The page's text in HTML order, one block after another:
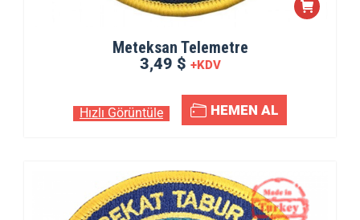
Meteksan Telemetre
3,49 $ +KDV
Hızlı Görüntüle HEMEN AL